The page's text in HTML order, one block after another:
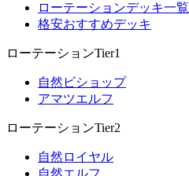
ローテーションデッキ一覧
格安おすすめデッキ
ローテーションTier1
自然ビショップ
アマツエルフ
ローテーションTier2
自然ロイヤル
自然エルフ